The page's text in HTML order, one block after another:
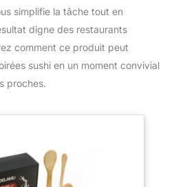
simplifie la tâche tout en
digne des restaurants
comment ce produit peut
sushi en un moment convivial
proches.